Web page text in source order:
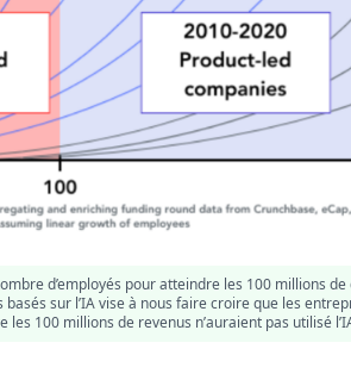
d’employés pour atteindre les 100 millions
sur l’IA vise à nous faire croire que les
les 100 millions de revenus n’auraient pas utilisé